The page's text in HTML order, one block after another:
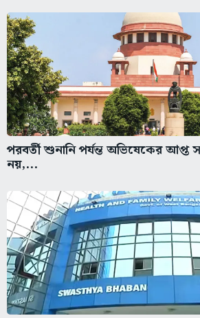
পরবর্তী শুনানি পর্যন্ত অভিষেকের আপ্ত
নয়,...